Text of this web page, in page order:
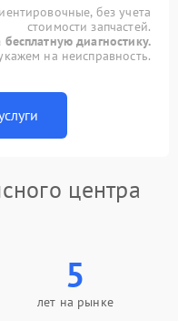
без учета
стоимости запчастей.
диагностику.
на неисправность.
центра
5
лет на рынке